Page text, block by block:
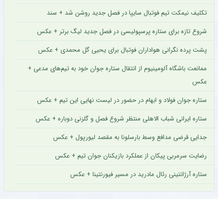
تکلیف نیمکت تیم فوتبال سایپا در فصل جدید روشن شد + سند
شروع تازه برای ستاره پرسپولیسی در فصل جدید لیگ برتر + عکس
پشت پرده نگرانی هواداران فوتبال برای یحیی گل محمدی + عکس
ممانعت باشگاه آلومینیوم از انتقال ستاره جوان خود به تیم‌های مدعی +
عکس
ستاره جوان فولاد و ابهام در حضور در لیست نهایی این تیم + عکس
ستاره ایرانی شباب الاهلی منتظر شروع فصل و گلزنی دوباره + عکس
جدایی قرضی مدافع وسط بارسلونا به مقصد لیورپول + عکس
رضایت سرمربی پیکان از عملکرد بازیکنان جوان تیم + عکس
ستاره آرژانتینی رئال مادرید در مسیر فیورنتینا + عکس